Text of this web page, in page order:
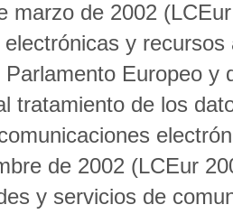
marzo de 2002
y
Europeo y
tratamiento de los
de 2002 (LCEur
y servicios de